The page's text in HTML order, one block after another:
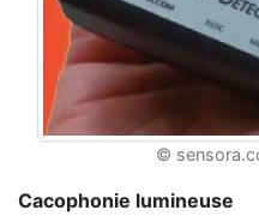
©
Cacophonie lumineuse